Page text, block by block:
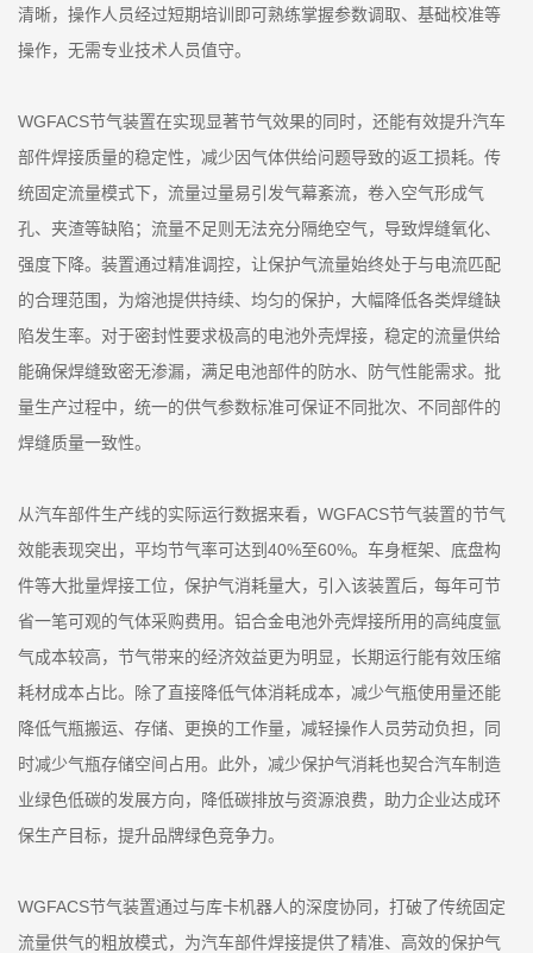
清晰，操作人员经过短期培训即可熟练掌握参数调取、基础校准等
操作，无需专业技术人员值守。
WGFACS节气装置在实现显著节气效果的同时，还能有效提升汽车
部件焊接质量的稳定性，减少因气体供给问题导致的返工损耗。传
统固定流量模式下，流量过量易引发气幕紊流，卷入空气形成气
孔、夹渣等缺陷；流量不足则无法充分隔绝空气，导致焊缝氧化、
强度下降。装置通过精准调控，让保护气流量始终处于与电流匹配
的合理范围，为熔池提供持续、均匀的保护，大幅降低各类焊缝缺
陷发生率。对于密封性要求极高的电池外壳焊接，稳定的流量供给
能确保焊缝致密无渗漏，满足电池部件的防水、防气性能需求。批
量生产过程中，统一的供气参数标准可保证不同批次、不同部件的
焊缝质量一致性。
从汽车部件生产线的实际运行数据来看，WGFACS节气装置的节气
效能表现突出，平均节气率可达到40%至60%。车身框架、底盘构
件等大批量焊接工位，保护气消耗量大，引入该装置后，每年可节
省一笔可观的气体采购费用。铝合金电池外壳焊接所用的高纯度氩
气成本较高，节气带来的经济效益更为明显，长期运行能有效压缩
耗材成本占比。除了直接降低气体消耗成本，减少气瓶使用量还能
降低气瓶搬运、存储、更换的工作量，减轻操作人员劳动负担，同
时减少气瓶存储空间占用。此外，减少保护气消耗也契合汽车制造
业绿色低碳的发展方向，降低碳排放与资源浪费，助力企业达成环
保生产目标，提升品牌绿色竞争力。
WGFACS节气装置通过与库卡机器人的深度协同，打破了传统固定
流量供气的粗放模式，为汽车部件焊接提供了精准、高效的保护气